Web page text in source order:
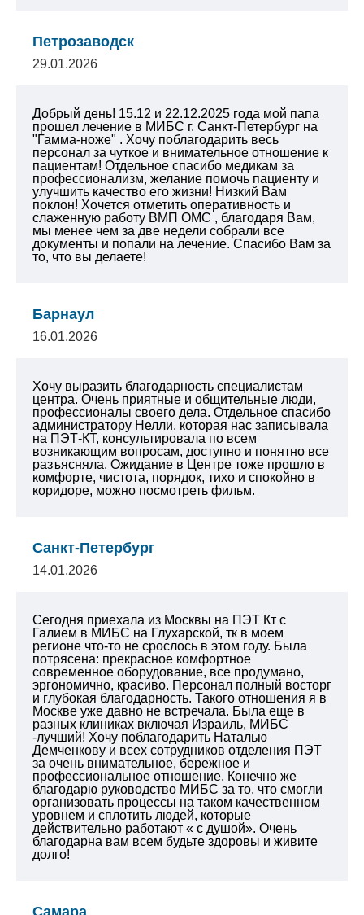
Петрозаводск
29.01.2026
Добрый день! 15.12 и 22.12.2025 года мой папа
прошел лечение в МИБС г. Санкт-Петербург на
"Гамма-ноже" . Хочу поблагодарить весь
персонал за чуткое и внимательное отношение к
пациентам! Отдельное спасибо медикам за
профессионализм, желание помочь пациенту и
улучшить качество его жизни! Низкий Вам
поклон! Хочется отметить оперативность и
слаженную работу ВМП ОМС , благодаря Вам,
мы менее чем за две недели собрали все
документы и попали на лечение. Спасибо Вам за
то, что вы делаете!
Барнаул
16.01.2026
Хочу выразить благодарность специалистам
центра. Очень приятные и общительные люди,
профессионалы своего дела. Отдельное спасибо
администратору Нелли, которая нас записывала
на ПЭТ-КТ, консультировала по всем
возникающим вопросам, доступно и понятно все
разъясняла. Ожидание в Центре тоже прошло в
комфорте, чистота, порядок, тихо и спокойно в
коридоре, можно посмотреть фильм.
Санкт-Петербург
14.01.2026
Сегодня приехала из Москвы на ПЭТ Кт с
Галием в МИБС на Глухарской, тк в моем
регионе что-то не срослось в этом году. Была
потрясена: прекрасное комфортное
современное оборудование, все продумано,
эргономично, красиво. Персонал полный восторг
и глубокая благодарность. Такого отношения я в
Москве уже давно не встречала. Была еще в
разных клиниках включая Израиль, МИБС
-лучший! Хочу поблагодарить Наталью
Демченкову и всех сотрудников отделения ПЭТ
за очень внимательное, бережное и
профессиональное отношение. Конечно же
благодарю руководство МИБС за то, что смогли
организовать процессы на таком качественном
уровнем и сплотить людей, которые
действительно работают « с душой». Очень
благодарна вам всем будьте здоровы и живите
долго!
Самара